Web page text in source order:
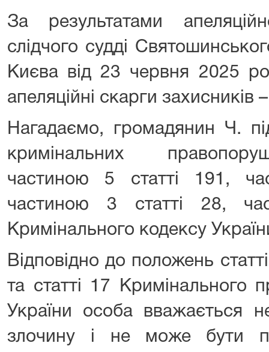
За результатами
слідчого судді
Києва від 23 червня 2025
апеляційні скарги захисників
Нагадаємо, громадянин Ч.
кримінальних
частиною 5 статті 191,
частиною 3 статті 28,
Кримінального кодексу
Відповідно до положень
та статті 17 Кримінального
України особа вважається
злочину і не може бути